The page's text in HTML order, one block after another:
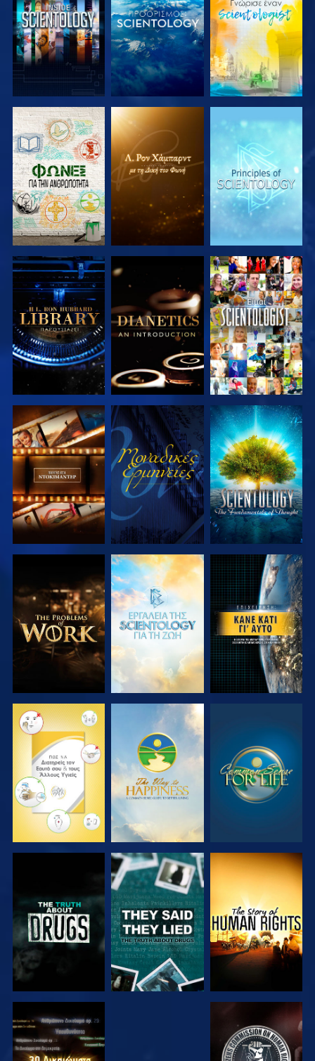
ΕΞΕΡΕΥΝΗΣΤΕ
ΤΗ ΣΕΙΡΑ
ΕΞΕΡΕΥΝΗΣΤΕ
ΤΗ ΣΕΙΡΑ
ΕΞΕΡΕΥΝΗΣΤΕ
ΤΗ ΣΕΙΡΑ
ΕΞΕΡΕΥΝΗΣΤΕ
ΤΗ ΣΕΙΡΑ
ΕΞΕΡΕΥΝΗΣΤΕ
ΤΗ ΣΕΙΡΑ
ΠΑΡΑΚΟΛΟΥΘΗΣΤΕ
ΕΞΕΡΕΥΝΗΣΤΕ
ΤΗ ΣΕΙΡΑ
ΠΑΡΑΚΟΛΟΥΘΗΣΤΕ
ΕΞΕΡΕΥΝΗΣΤΕ
ΤΗ ΣΕΙΡΑ
ΕΞΕΡΕΥΝΗΣΤΕ
ΤΗ ΣΕΙΡΑ
ΕΞΕΡΕΥΝΗΣΤΕ
ΤΗ ΣΕΙΡΑ
ΠΑΡΑΚΟΛΟΥΘΗΣΤΕ
ΠΑΡΑΚΟΛΟΥΘΗΣΤΕ ΠΑΡΑΚΟΛΟΥΘΗΣΤΕ ΠΑΡΑΚΟΛΟΥΘΗΣΤΕ
ΠΑΡΑΚΟΛΟΥΘΗΣΤΕ ΠΑΡΑΚΟΛΟΥΘΗΣΤΕ ΠΑΡΑΚΟΛΟΥΘΗΣΤΕ
ΠΑΡΑΚΟΛΟΥΘΗΣΤΕ ΠΑΡΑΚΟΛΟΥΘΗΣΤΕ